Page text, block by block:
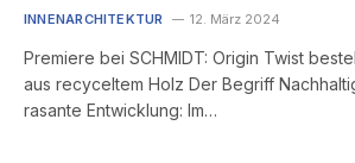
INNENARCHITEKTUR 12. März 2024
Premiere bei SCHMIDT: Origin Twist
aus recyceltem Holz Der Begriff
rasante Entwicklung: Im…